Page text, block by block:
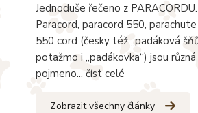
Jednoduše řečeno z PARACORDU.
Paracord, paracord 550,
550 cord (česky též „padáková
potažmo i „padákovka“) jsou různá
pojmeno... číst celé
Zobrazit všechny články